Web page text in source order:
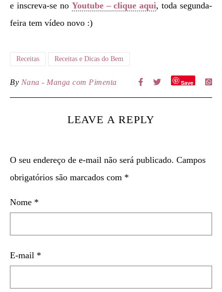
e inscreva-se no Youtube – clique aqui, toda segunda-
feira tem vídeo novo :)
Receitas Receitas e Dicas do Bem
By Nana - Manga com Pimenta Save
LEAVE A REPLY
O seu endereço de e-mail não será publicado. Campos
obrigatórios são marcados com *
Nome *
E-mail *